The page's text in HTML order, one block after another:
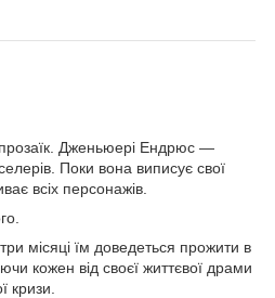
Дженьюері Ендрюс —
Поки вона виписує свої
всіх персонажів.
місяці їм доведеться прожити в
кожен від своєї життєвої драми
кризи.